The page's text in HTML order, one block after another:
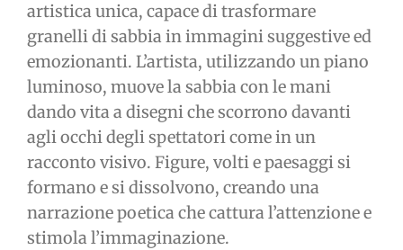
artistica unica, capace di trasformare
granelli di sabbia in immagini suggestive ed
emozionanti. L’artista, utilizzando un piano
luminoso, muove la sabbia con le mani
dando vita a disegni che scorrono davanti
agli occhi degli spettatori come in un
racconto visivo. Figure, volti e paesaggi si
formano e si dissolvono, creando una
narrazione poetica che cattura l’attenzione e
stimola l’immaginazione.